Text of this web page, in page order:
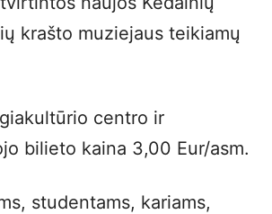
krašto muziejaus teikiamų
centro ir
bilieto kaina 3,00 Eur/asm.
studentams, kariams,